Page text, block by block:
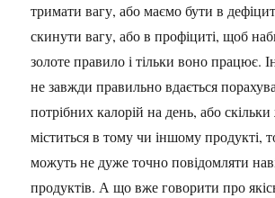
тримати вагу, або маємо бути в
скинути вагу, або в профіциті, щоб
золоте правило і тільки воно працює.
не завжди правильно вдається
потрібних калорій на день, або
міститься в тому чи іншому продукті,
можуть не дуже точно повідомляти
продуктів. А що вже говорити про